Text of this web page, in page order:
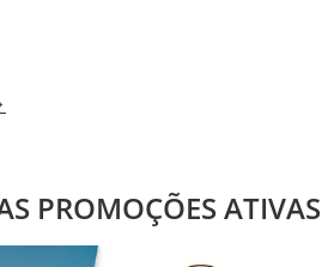
PROMOÇÕES ATIVAS